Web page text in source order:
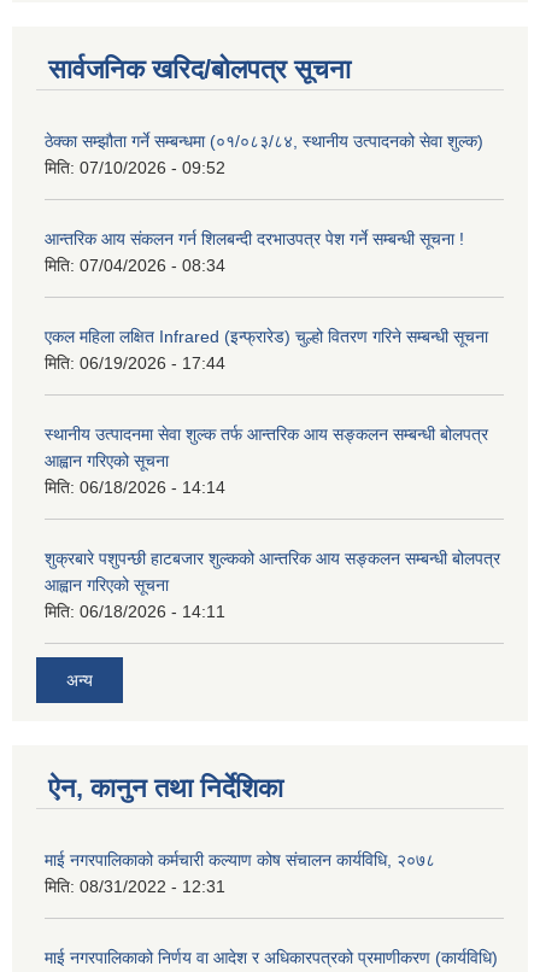
सार्वजनिक खरिद/बोलपत्र सूचना
ठेक्का सम्झौता गर्ने सम्बन्धमा (०१/०८३/८४, स्थानीय उत्पादनको सेवा शुल्क)
मिति: 07/10/2026 - 09:52
आन्तरिक आय संकलन गर्न शिलबन्दी दरभाउपत्र पेश गर्ने सम्बन्धी सूचना !
मिति: 07/04/2026 - 08:34
एकल महिला लक्षित Infrared (इन्फ्रारेड) चुल्हो वितरण गरिने सम्बन्धी सूचना
मिति: 06/19/2026 - 17:44
स्थानीय उत्पादनमा सेवा शुल्क तर्फ आन्तरिक आय सङ्कलन सम्बन्धी बोलपत्र
आह्वान गरिएको सूचना
मिति: 06/18/2026 - 14:14
शुक्रबारे पशुपन्छी हाटबजार शुल्कको आन्तरिक आय सङ्कलन सम्बन्धी बोलपत्र
आह्वान गरिएको सूचना
मिति: 06/18/2026 - 14:11
अन्य
ऐन, कानुन तथा निर्देशिका
माई नगरपालिकाको कर्मचारी कल्याण कोष संचालन कार्यविधि, २०७८
मिति: 08/31/2022 - 12:31
माई नगरपालिकाको निर्णय वा आदेश र अधिकारपत्रको प्रमाणीकरण (कार्यविधि)